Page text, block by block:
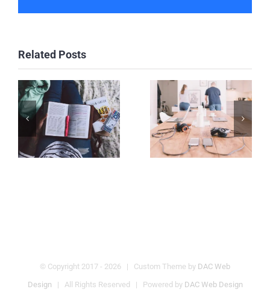
Related Posts
© Copyright 2017 - 2026 | Custom Theme by DAC Web
Design | All Rights Reserved | Powered by DAC Web Design